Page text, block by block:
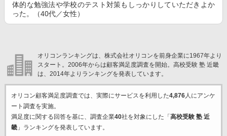
体的な勉強法や学校のテスト対策もしっかりしていただきよか
った。（40代／女性）
オリコンランキングは、株式会社オリコンを前身企業に1967年より
スタート。2006年からは顧客満足度調査を開始。高校受験 塾 近畿
は、2014年よりランキングを発表しています。
オリコン顧客満足度調査では、実際にサービスを利用した4,876人にアンケ
ート調査を実施。
満足度に関する回答を基に、調査企業40社を対象にした「 高校受験 塾 近
畿」ランキングを発表しています。